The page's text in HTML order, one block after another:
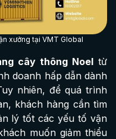
xưởng tại VMT Global
cây thông Noeltừ
doanh hấp dẫn dành
nhiên, để quá trình
khách hàng cần tìm
lý tốt các yếu tố vận
muốn giảm thiểu